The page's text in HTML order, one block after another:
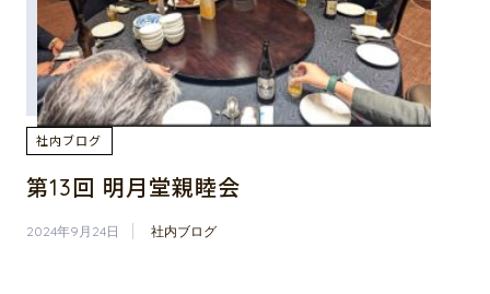
社内ブログ
第13回 明月堂親睦会
2024年9月24日 社内ブログ